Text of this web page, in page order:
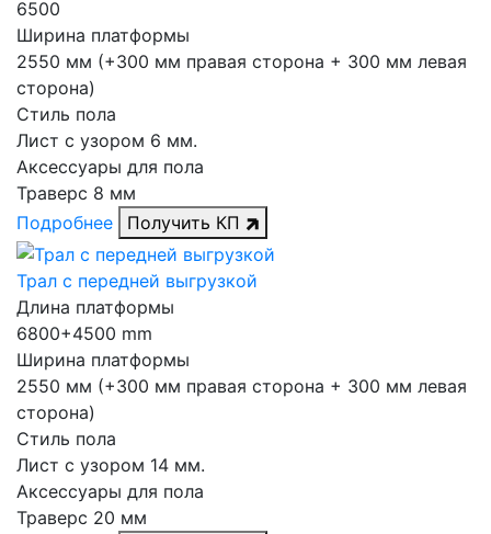
6500
Ширина платформы
2550 мм (+300 мм правая сторона + 300 мм левая
сторона)
Стиль пола
Лист с узором 6 мм.
Аксессуары для пола
Траверс 8 мм
Подробнее
Получить КП
Трал с передней выгрузкой
Длина платформы
6800+4500 mm
Ширина платформы
2550 мм (+300 мм правая сторона + 300 мм левая
сторона)
Стиль пола
Лист с узором 14 мм.
Аксессуары для пола
Траверс 20 мм